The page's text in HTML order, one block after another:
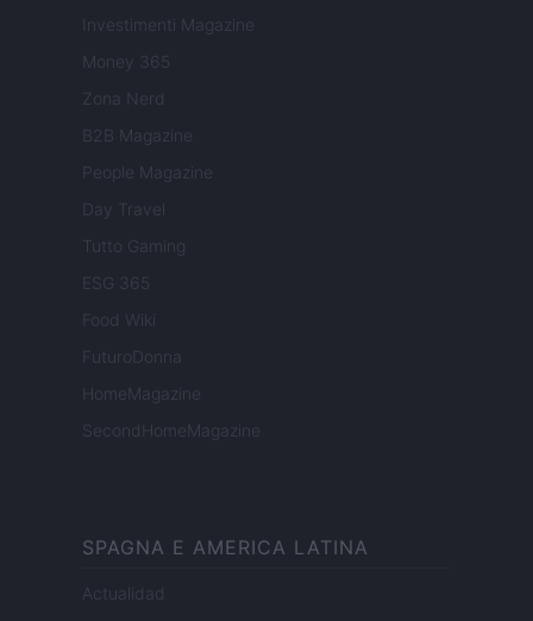
Investimenti Magazine
Money 365
Zona Nerd
B2B Magazine
People Magazine
Day Travel
Tutto Gaming
ESG 365
Food Wiki
FuturoDonna
HomeMagazine
SecondHomeMagazine
SPAGNA E AMERICA LATINA
Actualidad